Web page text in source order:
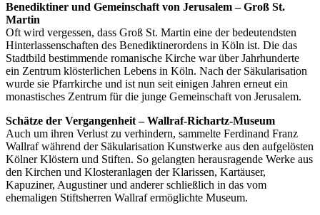
Benediktiner und Gemeinschaft von Jerusalem – Groß St.
Martin
Oft wird vergessen, dass Groß St. Martin eine der bedeutendsten
Hinterlassenschaften des Benediktinerordens in Köln ist. Die das
Stadtbild bestimmende romanische Kirche war über Jahrhunderte
ein Zentrum klösterlichen Lebens in Köln. Nach der Säkularisation
wurde sie Pfarrkirche und ist nun seit einigen Jahren erneut ein
monastisches Zentrum für die junge Gemeinschaft von Jerusalem.
Schätze der Vergangenheit – Wallraf-Richartz-Museum
Auch um ihren Verlust zu verhindern, sammelte Ferdinand Franz
Wallraf während der Säkularisation Kunstwerke aus den aufgelösten
Kölner Klöstern und Stiften. So gelangten herausragende Werke aus
den Kirchen und Klosteranlagen der Klarissen, Kartäuser,
Kapuziner, Augustiner und anderer schließlich in das vom
ehemaligen Stiftsherren Wallraf ermöglichte Museum.